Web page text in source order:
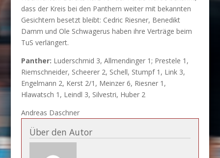
dass der Kreis bei den Panthern weiter mit bekannten
Gesichtern besetzt bleibt: Cedric Riesner, Benedikt
Damm und Ole Schwagerus haben ihre Verträge beim
TuS verlängert.
Panther: Luderschmid 3, Allmendinger 1; Prestele 1,
Riemschneider, Scheerer 2, Schell, Stumpf 1, Link 3,
Engelmann 2, Kerst 2/1, Meinzer 6, Riesner 1,
Hlawatsch 1, Leindl 3, Silvestri, Huber 2
Andreas Daschner
Über den Autor